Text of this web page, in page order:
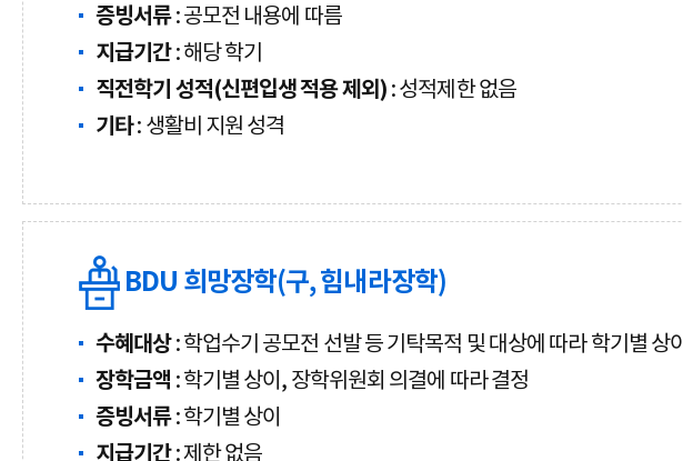
증빙서류: 공모전 내용에 따름
지급기간: 해당 학기
직전학기 성적(신편입생 적용 제외) : 성적제한 없음
기타: 생활비 지원 성격
BDU 희망장학(구, 힘내라장학)
수혜대상: 학업수기 공모전 선발 등 기탁목적 및 대상에 따라 학기별 상이
장학금액 : 학기별 상이, 장학위원회 의결에 따라 결정
증빙서류: 학기별 상이
지급기간: 제한 없음